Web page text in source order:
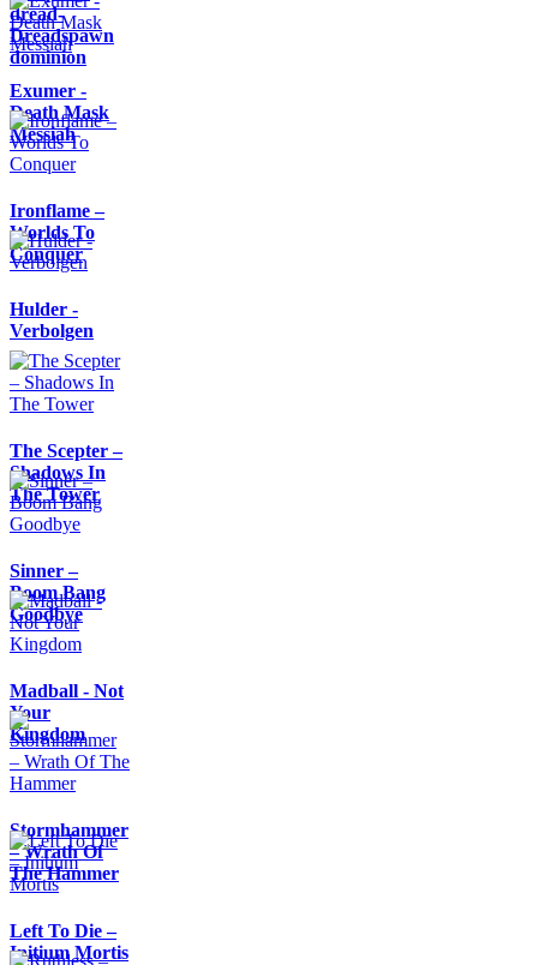
dread-
Dreadspawn
dominion
Exumer -
Death Mask
Messiah
Ironflame –
Worlds To
Conquer
Hulder -
Verbolgen
The Scepter –
Shadows In
The Tower
Sinner –
Boom Bang
Goodbye
Madball - Not
Your
Kingdom
Stormhammer
– Wrath Of
The Hammer
Left To Die –
Initium Mortis